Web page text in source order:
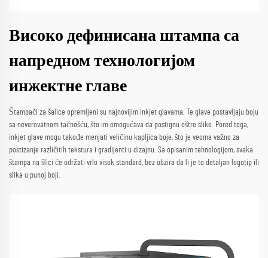
Високо дефинисана штампа са
напредном технологијом
инжектне главе
Štampači za šalice opremljeni su najnovijim inkjet glavama. Te glave postavljaju boju
sa neverovatnom tačnošću, što im omogućava da postignu oštre slike. Pored toga,
inkjet glave mogu takođe menjati veličinu kapljica boje, što je veoma važno za
postizanje različitih tekstura i gradijenti u dizajnu. Sa opisanim tehnologijom, svaka
štampa na šlici će održati vrlo visok standard, bez obzira da li je to detaljan logotip ili
slika u punoj boji.